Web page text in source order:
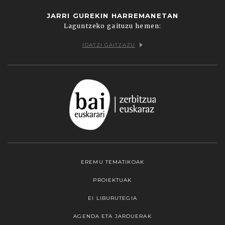
JARRI GUREKIN HARREMANETAN
Laguntzeko gaituzu hemen:
IDATZI GAITZAZU
EREMU TEMATIKOAK
PROIEKTUAK
EI LIBURUTEGIA
AGENDA ETA JARDUERAK